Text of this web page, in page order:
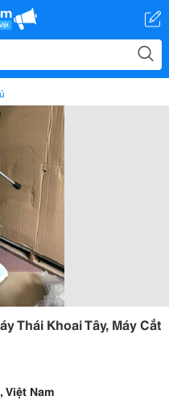
Thái Khoai Tây, Máy Cắt
Việt Nam